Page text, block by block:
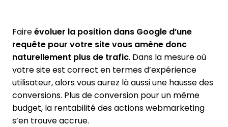
Faireévoluer la position dans Google d’une
requête pour votre site vous amène donc
naturellement plus de trafic. Dans la mesure où
votre site est correct en termes d’expérience
utilisateur, alors vous aurez là aussi une hausse des
conversions. Plus de conversion pour un même
budget, la rentabilité des actions webmarketing
s’en trouve accrue.